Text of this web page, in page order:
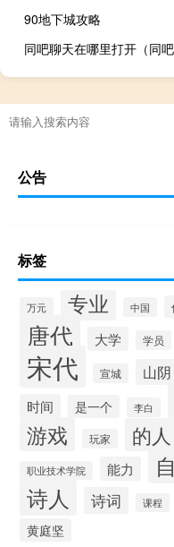
90地下城攻略
公告
标签
万元 专业 中国
唐代 大学 学员
宋代 宣城 山阴
时间 是一个 李白
游戏 玩家 的人
职业技术学院 能力
诗人 诗词 课程
黄庭坚